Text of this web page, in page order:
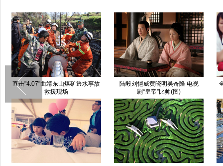
煤矿透水事故
陆毅刘恺威黄晓明吴奇隆 电视
全智贤宋慧乔金泰熙 盘